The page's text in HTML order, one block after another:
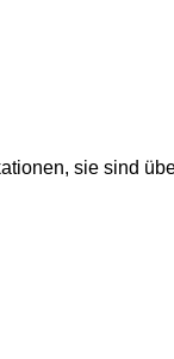
sie sind